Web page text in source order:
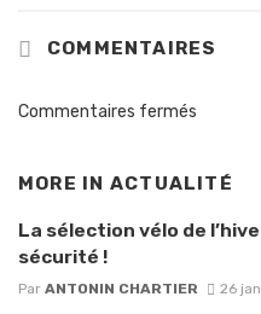
COMMENTAIRES
Commentaires fermés
MORE IN ACTUALITÉ
La sélection vélo de
sécurité !
Par ANTONIN CHARTIER 26